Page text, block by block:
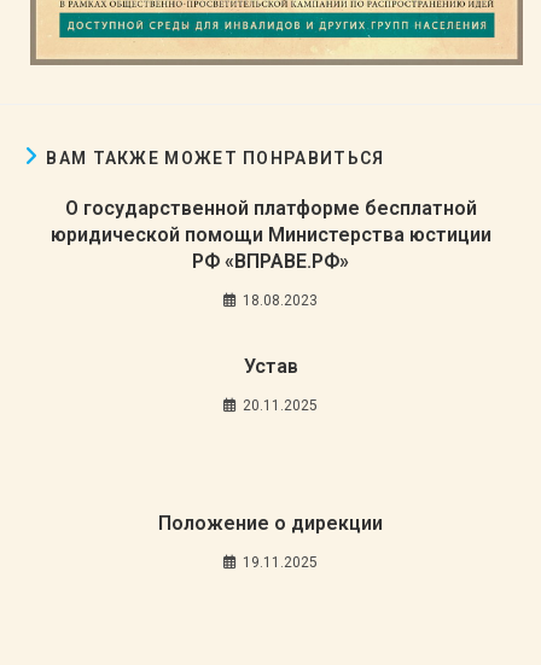
ВАМ ТАКЖЕ МОЖЕТ ПОНРАВИТЬСЯ
О государственной платформе бесплатной
юридической помощи Министерства юстиции
РФ «ВПРАВЕ.РФ»
18.08.2023
Устав
20.11.2025
Положение о дирекции
19.11.2025